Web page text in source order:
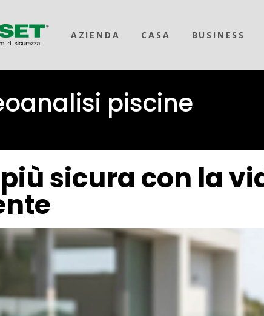
AZIENDA CASA BUSINESS
piscine
sicura con la